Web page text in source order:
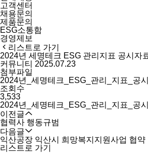
고객센터
채용문의
제품문의
ESG소통함
경영제보
리스트로 가기
2024년 세명테크 ESG 관리지표 공시자
커뮤니티 2025.07.23
첨부파일
2024년_세명테크_ESG_관리_지표_공
조회수
3,533
2024년_세명테크_ESG_관리_지표_공
이전글
협력사 행동규범
다음글
익산공장 익산시 희망복지지원사업 협약
리스트로 가기